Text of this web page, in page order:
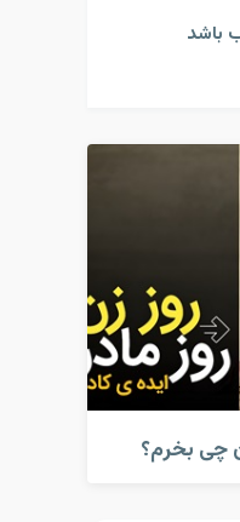
باشد
چی بخرم؟